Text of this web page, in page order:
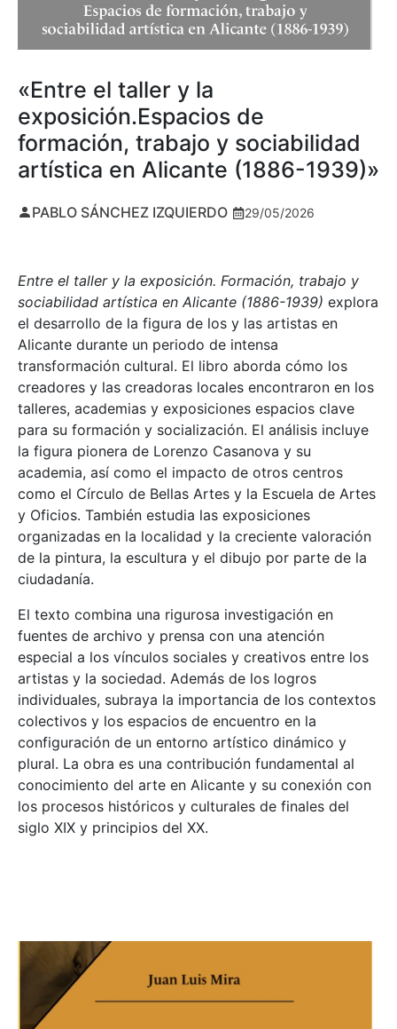
«Entre el taller y la
exposición.Espacios de
formación, trabajo y sociabilidad
artística en Alicante (1886-1939)»
PABLO SÁNCHEZ IZQUIERDO 29/05/2026
Entre el taller y la exposición. Formación, trabajo y
sociabilidad artística en Alicante (1886-1939) explora
el desarrollo de la figura de los y las artistas en
Alicante durante un periodo de intensa
transformación cultural. El libro aborda cómo los
creadores y las creadoras locales encontraron en los
talleres, academias y exposiciones espacios clave
para su formación y socialización. El análisis incluye
la figura pionera de Lorenzo Casanova y su
academia, así como el impacto de otros centros
como el Círculo de Bellas Artes y la Escuela de Artes
y Oficios. También estudia las exposiciones
organizadas en la localidad y la creciente valoración
de la pintura, la escultura y el dibujo por parte de la
ciudadanía.
El texto combina una rigurosa investigación en
fuentes de archivo y prensa con una atención
especial a los vínculos sociales y creativos entre los
artistas y la sociedad. Además de los logros
individuales, subraya la importancia de los contextos
colectivos y los espacios de encuentro en la
configuración de un entorno artístico dinámico y
plural. La obra es una contribución fundamental al
conocimiento del arte en Alicante y su conexión con
los procesos históricos y culturales de finales del
siglo XIX y principios del XX.